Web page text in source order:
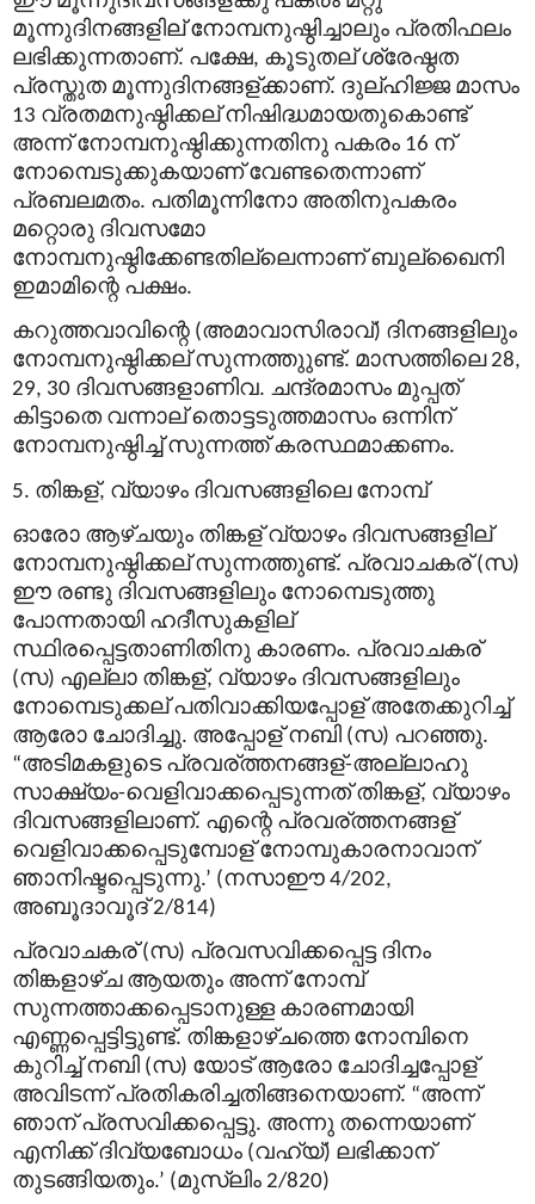
മൂന്നുദിനങ്ങളില് നോമ്പനുഷ്ഠിച്ചാലും പ്രതിഫലം
ലഭിക്കുന്നതാണ്. പക്ഷേ, കൂടുതല് ശ്രേഷ്ഠത
പ്രസ്തുത മൂന്നുദിനങ്ങള്ക്കാണ്. ദുല്ഹിജ്ജ മാസം
13 വ്രതമനുഷ്ഠിക്കല് നിഷിദ്ധമായതുകൊണ്ട്
അന്ന് നോമ്പനുഷ്ഠിക്കുന്നതിനു പകരം 16 ന്
നോമ്പെടുക്കുകയാണ് വേണ്ടതെന്നാണ്
പ്രബലമതം. പതിമൂന്നിനോ അതിനുപകരം
മറ്റൊരു ദിവസമോ
നോമ്പനുഷ്ഠിക്കേണ്ടതില്ലെന്നാണ് ബുല്ഖൈനി
ഇമാമിന്റെ പക്ഷം.
കറുത്തവാവിന്റെ (അമാവാസിരാവ്) ദിനങ്ങളിലും
നോമ്പനുഷ്ഠിക്കല് സുന്നത്തുുണ്ട്. മാസത്തിലെ28,
29, 30 ദിവസങ്ങളാണിവ. ചന്ദ്രമാസം മുപ്പത്
കിട്ടാതെ വന്നാല് തൊട്ടടുത്തമാസം ഒന്നിന്
നോമ്പനുഷ്ഠിച്ച് സുന്നത്ത് കരസ്ഥമാക്കണം.
5. തിങ്കള്, വ്യാഴം ദിവസങ്ങളിലെ നോമ്പ്
ഓരോ ആഴ്ചയും തിങ്കള് വ്യാഴം ദിവസങ്ങളില്
നോമ്പനുഷ്ഠിക്കല് സുന്നത്തുണ്ട്. പ്രവാചകര്(സ)
ഈ രണ്ടു ദിവസങ്ങളിലും നോമ്പെടുത്തു
പോന്നതായി ഹദീസുകളില്
സ്ഥിരപ്പെട്ടതാണിതിനു കാരണം. പ്രവാചകര്
(സ) എല്ലാ തിങ്കള്, വ്യാഴം ദിവസങ്ങളിലും
നോമ്പെടുക്കല് പതിവാക്കിയപ്പോള് അതേക്കുറിച്ച്
ആരോ ചോദിച്ചു. അപ്പോള് നബി (സ) പറഞ്ഞു.
“അടിമകളുടെ പ്രവര്ത്തനങ്ങള്-അല്ലാഹു
സാക്ഷ്യം-വെളിവാക്കപ്പെടുന്നത് തിങ്കള്, വ്യാഴം
ദിവസങ്ങളിലാണ്. എന്റെ പ്രവര്ത്തനങ്ങള്
വെളിവാക്കപ്പെടുമ്പോള് നോമ്പുകാരനാവാന്
ഞാനിഷ്ടപ്പെടുന്നു.’ (നസാഈ 4/202,
അബൂദാവൂദ്2/814)
പ്രവാചകര്(സ) പ്രവസവിക്കപ്പെട്ട ദിനം
തിങ്കളാഴ്ച ആയതും അന്ന് നോമ്പ്
സുന്നത്താക്കപ്പെടാനുള്ള കാരണമായി
എണ്ണപ്പെട്ടിട്ടുണ്ട്. തിങ്കളാഴ്ചത്തെ നോമ്പിനെ
കുറിച്ച് നബി (സ) യോട് ആരോ ചോദിച്ചപ്പോള്
അവിടന്ന് പ്രതികരിച്ചതിങ്ങനെയാണ്. “അന്ന്
ഞാന് പ്രസവിക്കപ്പെട്ടു. അന്നു തന്നെയാണ്
എനിക്ക് ദിവ്യബോധം (വഹ്യ്) ലഭിക്കാന്
തുടങ്ങിയതും.’ (മുസ്ലിം 2/820)